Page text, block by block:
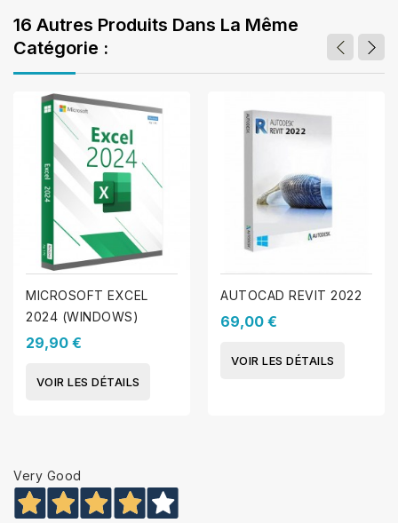
16 Autres Produits Dans La Même
Catégorie :
MICROSOFT EXCEL
2024 (WINDOWS)
29,90 €
VOIR LES DÉTAILS
AUTOCAD REVIT 2022
69,00 €
VOIR LES DÉTAILS
Very Good